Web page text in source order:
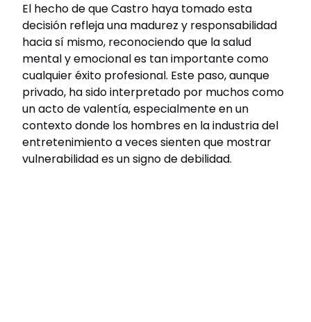
El hecho de que Castro haya tomado esta
decisión refleja una madurez y responsabilidad
hacia sí mismo, reconociendo que la salud
mental y emocional es tan importante como
cualquier éxito profesional. Este paso, aunque
privado, ha sido interpretado por muchos como
un acto de valentía, especialmente en un
contexto donde los hombres en la industria del
entretenimiento a veces sienten que mostrar
vulnerabilidad es un signo de debilidad.